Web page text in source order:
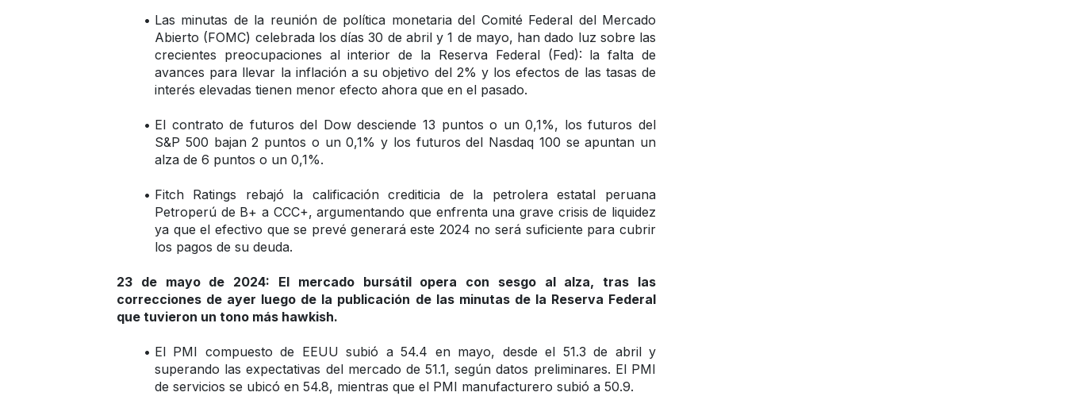
Las minutas de la reunión de política monetaria del Comité Federal del Mercado
Abierto (FOMC) celebrada los días 30 de abril y 1 de mayo, han dado luz sobre las
crecientes preocupaciones al interior de la Reserva Federal (Fed): la falta de
avances para llevar la inflación a su objetivo del 2% y los efectos de las tasas de
interés elevadas tienen menor efecto ahora que en el pasado.
El contrato de futuros del Dow desciende 13 puntos o un 0,1%, los futuros del
S&P 500 bajan 2 puntos o un 0,1% y los futuros del Nasdaq 100 se apuntan un
alza de 6 puntos o un 0,1%.
Fitch Ratings rebajó la calificación crediticia de la petrolera estatal peruana
Petroperú de B+ a CCC+, argumentando que enfrenta una grave crisis de liquidez
ya que el efectivo que se prevé generará este 2024 no será suficiente para cubrir
los pagos de su deuda.
23 de mayo de 2024: El mercado bursátil opera con sesgo al alza, tras las
correcciones de ayer luego de la publicación de las minutas de la Reserva Federal
que tuvieron un tono más hawkish.
El PMI compuesto de EEUU subió a 54.4 en mayo, desde el 51.3 de abril y
superando las expectativas del mercado de 51.1, según datos preliminares. El PMI
de servicios se ubicó en 54.8, mientras que el PMI manufacturero subió a 50.9.